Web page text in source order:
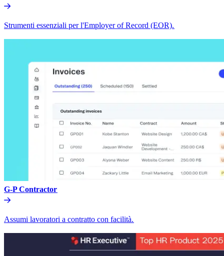
Strumenti essenziali per l'Employer of Record (EOR).​​
G-P Contractor​​
Assumi lavoratori a contratto con facilità.​​